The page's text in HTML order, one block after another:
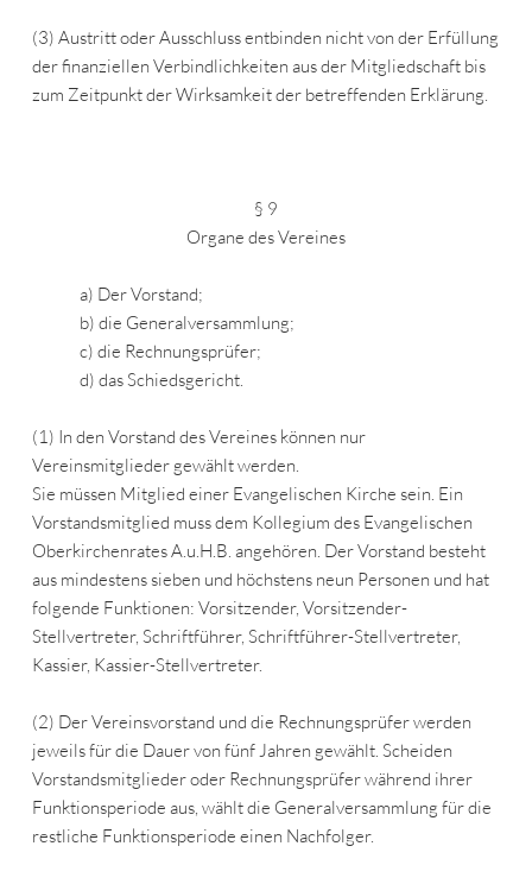
(3) Austritt oder Ausschluss entbinden nicht von der Erfüllung
der finanziellen Verbindlichkeiten aus der Mitgliedschaft bis
zum Zeitpunkt der Wirksamkeit der betreffenden Erklärung.
§ 9
Organe des Vereines
a) Der Vorstand;
b) die Generalversammlung;
c) die Rechnungsprüfer;
d) das Schiedsgericht.
(1) In den Vorstand des Vereines können nur
Vereinsmitglieder gewählt werden.
Sie müssen Mitglied einer Evangelischen Kirche sein. Ein
Vorstandsmitglied muss dem Kollegium des Evangelischen
Oberkirchenrates A.u.H.B. angehören. Der Vorstand besteht
aus mindestens sieben und höchstens neun Personen und hat
folgende Funktionen: Vorsitzender, Vorsitzender-
Stellvertreter, Schriftführer, Schriftführer-Stellvertreter,
Kassier, Kassier-Stellvertreter.
(2) Der Vereinsvorstand und die Rechnungsprüfer werden
jeweils für die Dauer von fünf Jahren gewählt. Scheiden
Vorstandsmitglieder oder Rechnungsprüfer während ihrer
Funktionsperiode aus, wählt die Generalversammlung für die
restliche Funktionsperiode einen Nachfolger.